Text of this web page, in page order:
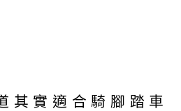
其實適合騎腳踏車